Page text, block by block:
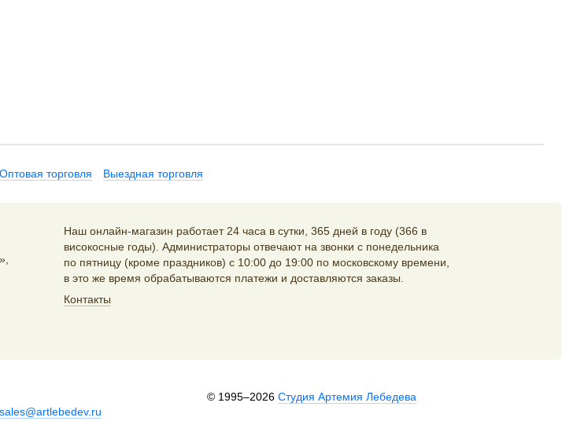
Оптовая торговля Выездная торговля
Наш онлайн-магазин работает 24 часа в сутки, 365 дней в году (366 в
високосные годы). Администраторы отвечают на звонки с понедельника
по пятницу (кроме праздников) с 10:00 до 19:00 по московскому времени,
в это же время обрабатываются платежи и доставляются заказы.
Контакты
sales@artlebedev.ru
© 1995–2026 Студия Артемия Лебедева